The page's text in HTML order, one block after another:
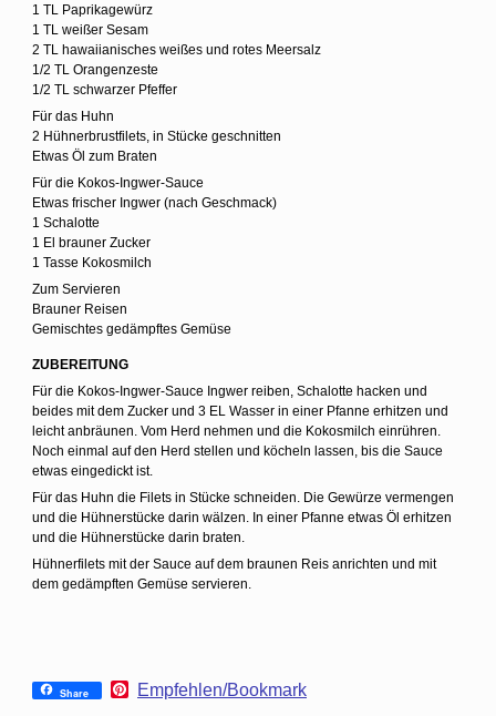
1 TL Paprikagewürz
1 TL weißer Sesam
2 TL hawaiianisches weißes und rotes Meersalz
1/2 TL Orangenzeste
1/2 TL schwarzer Pfeffer
Für das Huhn
2 Hühnerbrustfilets, in Stücke geschnitten
Etwas Öl zum Braten
Für die Kokos-Ingwer-Sauce
Etwas frischer Ingwer (nach Geschmack)
1 Schalotte
1 El brauner Zucker
1 Tasse Kokosmilch
Zum Servieren
Brauner Reisen
Gemischtes gedämpftes Gemüse
ZUBEREITUNG
Für die Kokos-Ingwer-Sauce Ingwer reiben, Schalotte hacken und
beides mit dem Zucker und 3 EL Wasser in einer Pfanne erhitzen und
leicht anbräunen. Vom Herd nehmen und die Kokosmilch einrühren.
Noch einmal auf den Herd stellen und köcheln lassen, bis die Sauce
etwas eingedickt ist.
Für das Huhn die Filets in Stücke schneiden. Die Gewürze vermengen
und die Hühnerstücke darin wälzen. In einer Pfanne etwas Öl erhitzen
und die Hühnerstücke darin braten.
Hühnerfilets mit der Sauce auf dem braunen Reis anrichten und mit
dem gedämpften Gemüse servieren.
Share
PEmpfehlen/Bookmark